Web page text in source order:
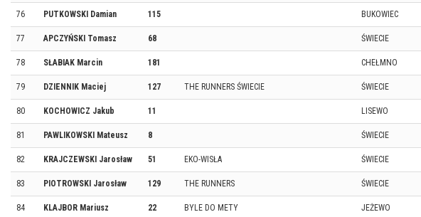
76 PUTKOWSKI Damian 115 BUKOWIEC
77 APCZYŃSKI Tomasz 68 ŚWIECIE
78 SŁABIAK Marcin 181 CHEŁMNO
79 DZIENNIK Maciej 127 THE RUNNERS ŚWIECIE ŚWIECIE
80 KOCHOWICZ Jakub 11 LISEWO
81 PAWLIKOWSKI Mateusz 8 ŚWIECIE
82 KRAJCZEWSKI Jarosław 51 EKO-WISŁA ŚWIECIE
83 PIOTROWSKI Jarosław 129 THE RUNNERS ŚWIECIE
84 KLAJBOR Mariusz 22 BYLE DO METY JEŻEWO